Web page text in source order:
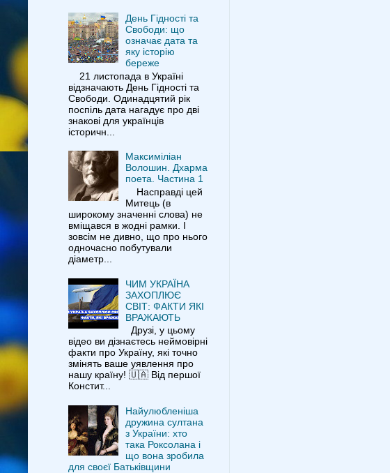
День Гідності та
Свободи: що
означає дата та
яку історію
береже
21 листопада в Україні
відзначають День Гідності та
Свободи. Одинадцятий рік
поспіль дата нагадує про дві
знакові для українців
історичн...
Максиміліан
Волошин. Дхарма
поета. Частина 1
Насправді цей
Митець (в
широкому значенні слова) не
вміщався в жодні рамки. І
зовсім не дивно, що про нього
одночасно побутували
діаметр...
ЧИМ УКРАЇНА
ЗАХОПЛЮЄ
СВІТ: ФАКТИ ЯКІ
ВРАЖАЮТЬ
Друзі, у цьому
відео ви дізнаєтесь неймовірні
факти про Україну, які точно
змінять ваше уявлення про
нашу країну! 🇺🇦 Від першої
Констит...
Найулюбленіша
дружина султана
з України: хто
така Роксолана і
що вона зробила
для своєї Батьківщини